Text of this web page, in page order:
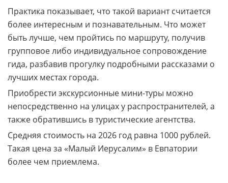
Практика показывает, что такой вариант считается
более интересным и познавательным. Что может
быть лучше, чем пройтись по маршруту, получив
групповое либо индивидуальное сопровождение
гида, разбавив прогулку подробными рассказами о
лучших местах города.
Приобрести экскурсионные мини-туры можно
непосредственно на улицах у распространителей, а
также обратившись в туристические агентства.
Средняя стоимость на 2026 год равна 1000 рублей.
Такая цена за «Малый Иерусалим» в Евпатории
более чем приемлема.